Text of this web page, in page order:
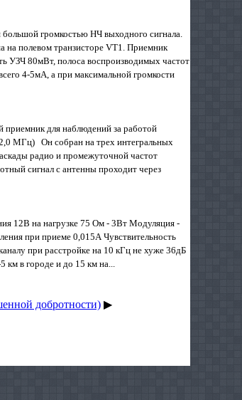
громкостью НЧ выходного сигнала.
на полевом транзисторе VT1. Приемник
УЗЧ 80мВт, полоса воспроизводимых частот
4-5мА, а при максимальной громкости
для наблюдений за работой
МГц) Он собран на трех интегральных
радио и промежуточной частот
сигнал с антенны проходит через
12В на нагрузке 75 Ом - 3Вт Модуляция -
при приеме 0,015А Чувствительность
при расстройке на 10 кГц не хуже 36дБ
в городе и до 15 км на...
добротности) ▶